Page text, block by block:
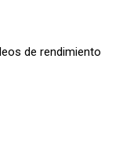
de rendimiento